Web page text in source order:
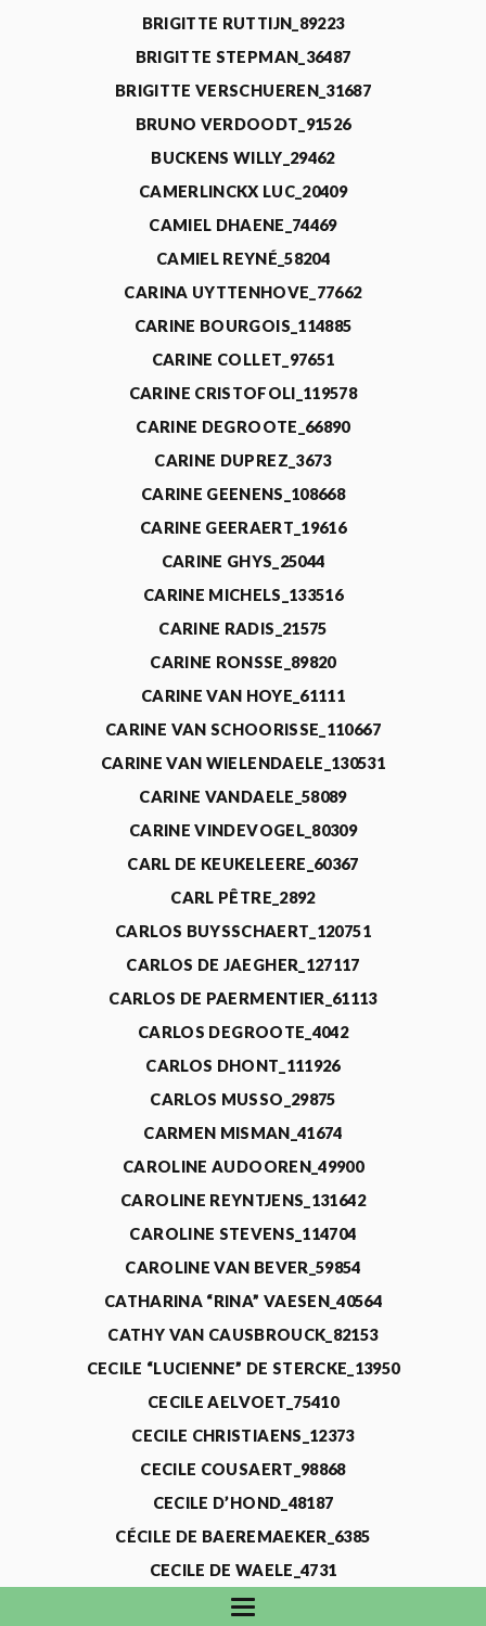
BRIGITTE RUTTIJN_89223
BRIGITTE STEPMAN_36487
BRIGITTE VERSCHUEREN_31687
BRUNO VERDOODT_91526
BUCKENS WILLY_29462
CAMERLINCKX LUC_20409
CAMIEL DHAENE_74469
CAMIEL REYNÉ_58204
CARINA UYTTENHOVE_77662
CARINE BOURGOIS_114885
CARINE COLLET_97651
CARINE CRISTOFOLI_119578
CARINE DEGROOTE_66890
CARINE DUPREZ_3673
CARINE GEENENS_108668
CARINE GEERAERT_19616
CARINE GHYS_25044
CARINE MICHELS_133516
CARINE RADIS_21575
CARINE RONSSE_89820
CARINE VAN HOYE_61111
CARINE VAN SCHOORISSE_110667
CARINE VAN WIELENDAELE_130531
CARINE VANDAELE_58089
CARINE VINDEVOGEL_80309
CARL DE KEUKELEERE_60367
CARL PÊTRE_2892
CARLOS BUYSSCHAERT_120751
CARLOS DE JAEGHER_127117
CARLOS DE PAERMENTIER_61113
CARLOS DEGROOTE_4042
CARLOS DHONT_111926
CARLOS MUSSO_29875
CARMEN MISMAN_41674
CAROLINE AUDOOREN_49900
CAROLINE REYNTJENS_131642
CAROLINE STEVENS_114704
CAROLINE VAN BEVER_59854
CATHARINA “RINA” VAESEN_40564
CATHY VAN CAUSBROUCK_82153
CECILE “LUCIENNE” DE STERCKE_13950
CECILE AELVOET_75410
CECILE CHRISTIAENS_12373
CECILE COUSAERT_98868
CECILE D’HOND_48187
CÉCILE DE BAEREMAEKER_6385
CECILE DE WAELE_4731
CECILE DEVOS_115318